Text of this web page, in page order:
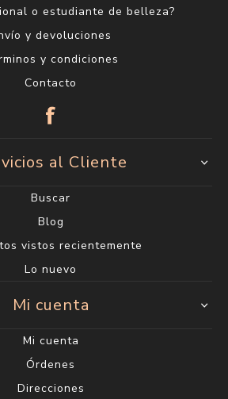
o estudiante de belleza?
y devoluciones
y condiciones
Contacto
al Cliente
Buscar
Blog
vistos recientemente
Lo nuevo
Mi cuenta
Mi cuenta
Órdenes
Direcciones